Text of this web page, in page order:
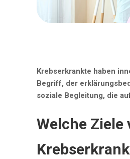
Krebserkrankte haben
Begriff, der
soziale Begleitung, die
Welche